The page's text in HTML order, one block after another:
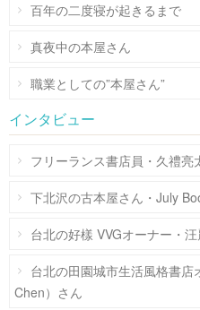
百年の二度寝が起きるまで
真夜中の本屋さん
職業としての”本屋さん”
インタビュー
フリーランス書店員・久禮亮
下北沢の古本屋さん・July
台北の好樣 VVGオーナー・
台北の田園城市生活風格書
Chen）さん